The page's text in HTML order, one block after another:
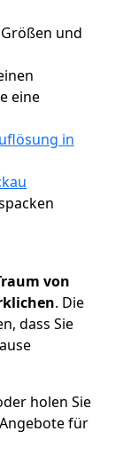
und
eine
in
von
. Die
dass Sie
holen Sie
für